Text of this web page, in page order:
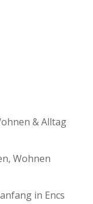
& Alltag
Wohnen
in Encs